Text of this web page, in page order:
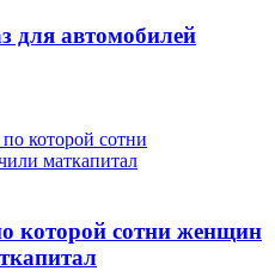
для автомобилей
которой сотни женщин